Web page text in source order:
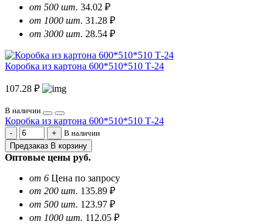
от 500 шт. 34.02 ₽
от 1000 шт. 31.28 ₽
от 3000 шт. 28.54 ₽
Коробка из картона 600*510*510 Т-24
107.28 ₽
В наличии
Коробка из картона 600*510*510 Т-24
В наличии
Предзаказ В корзину
Оптовые цены руб.
от 6 Цена по запросу
от 200 шт. 135.89 ₽
от 500 шт. 123.97 ₽
от 1000 шт. 112.05 ₽